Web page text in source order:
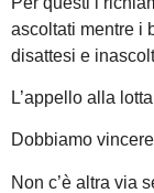
ascoltati mentre i
disattesi e
L’appello alla
Dobbiamo
Non c’è altra via